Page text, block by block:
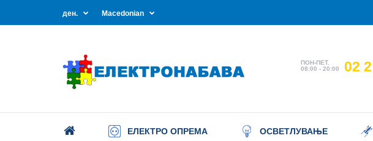
ден. Macedonian
ПОН-ПЕТ.
08:00 - 20:00
02
ЕЛЕКТРО ОПРЕМА ОСВЕТЛУВАЊЕ